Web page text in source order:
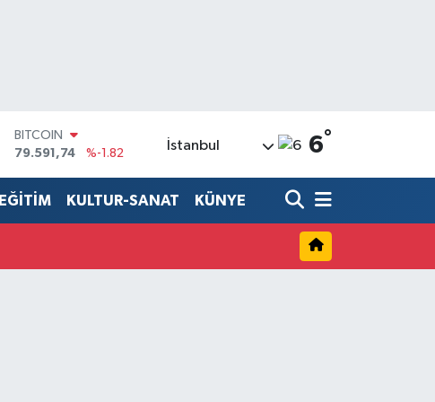
BITCOIN
79.591,74
%-1.82
45,43620
EURO
53,38690
%0.19
İstanbul 6°
EĞİTİM KULTUR-SANAT KÜNYE